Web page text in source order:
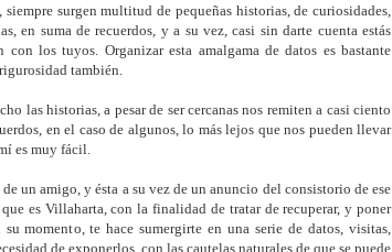
surgen multitud de pequeñas historias, de curiosidades,
en suma de recuerdos, y a su vez, casi sin darte cuenta estás
los tuyos. Organizar esta amalgama de datos es bastante
también.
las historias, a pesar de ser cercanas nos remiten a casi ciento
en el caso de algunos, lo más lejos que nos pueden llevar
es muy fácil.
un amigo, y ésta a su vez de un anuncio del consistorio de ese
es Villaharta, con la finalidad de tratar de recuperar, y poner
momento, te hace sumergirte en una serie de datos, visitas,
de exponerlos, con las cautelas naturales de que se puede